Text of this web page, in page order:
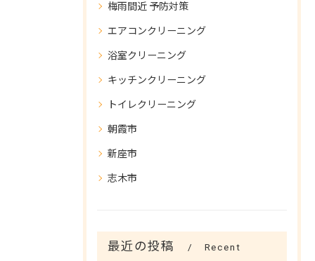
梅雨間近 予防対策
エアコンクリーニング
浴室クリーニング
キッチンクリーニング
トイレクリーニング
朝霞市
新座市
志木市
最近の投稿
Recent